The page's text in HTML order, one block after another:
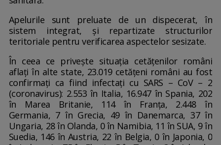
Apelurile sunt preluate de un dispecerat, în
sistem integrat, și repartizate structurilor
teritoriale pentru verificarea aspectelor sesizate.
În ceea ce privește situația cetățenilor români
aflați în alte state, 23.019 cetățeni români au fost
confirmați ca fiind infectați cu SARS – CoV – 2
(coronavirus): 2.553 în Italia, 16.947 în Spania, 202
în Marea Britanie, 114 în Franța, 2.448 în
Germania, 7 în Grecia, 49 în Danemarca, 37 în
Ungaria, 28 în Olanda, 0 în Namibia, 11 în SUA, 9 în
Suedia, 146 în Austria, 22 în Belgia, 0 în Japonia, 0